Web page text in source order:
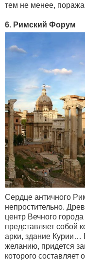
тем не менее,
6. Римский Форум
Сердце античного
непростительно.
центр Вечного
представляет собой
арки, здание Курии…
желанию, придется
которого составляет